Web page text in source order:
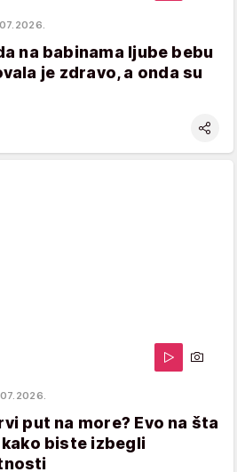
na babinama ljube bebu
je zdravo, a onda su
put na more? Evo na šta
biste izbegli